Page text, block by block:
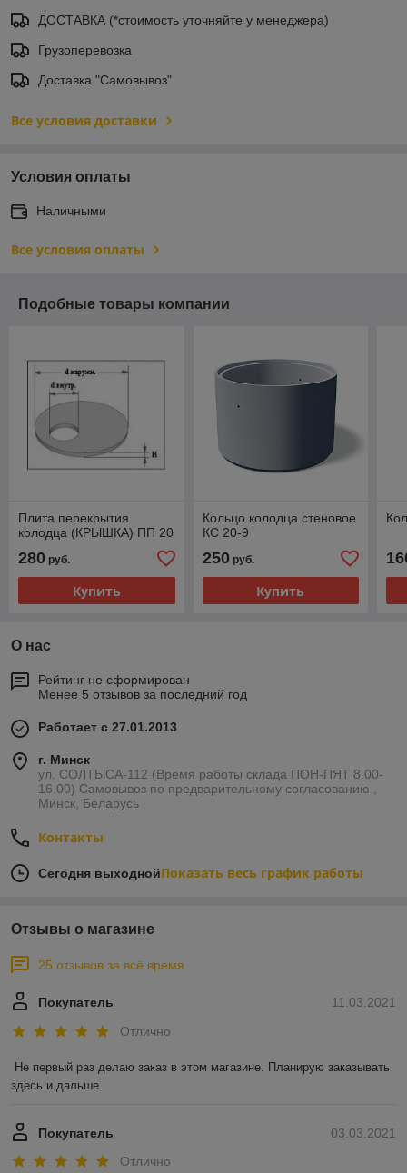
ДОСТАВКА (*стоимость уточняйте у менеджера)
Грузоперевозка
Доставка "Самовывоз"
Все условия доставки
Условия оплаты
Наличными
Все условия оплаты
Подобные товары компании
Плита перекрытия
колодца (КРЫШКА) ПП 20
280 руб.
Купить
Кольцо колодца стеновое
КС 20-9
250руб.
Купить
О нас
Рейтинг не сформирован
Менее 5 отзывов за последний год
Работает с 27.01.2013
г. Минск
ул. СОЛТЫСА-112 (Время работы склада ПОН-ПЯТ 8.00-
16.00) Самовывоз по предварительному согласованию ,
Минск, Беларусь
Контакты
Сегодня выходнойПоказать весь график работы
Отзывы о магазине
25 отзывов за всё время
11.03.2021
Покупатель
Отлично
Не первый раз делаю заказ в этом магазине. Планирую заказывать
здесь и дальше.
03.03.2021
Покупатель
Отлично